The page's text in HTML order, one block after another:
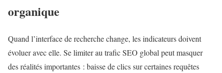
organique
Quand l’interface de recherche change, les indicateurs doivent
évoluer avec elle. Se limiter au trafic SEO global peut masquer
des réalités importantes : baisse de clics sur certaines requêtes